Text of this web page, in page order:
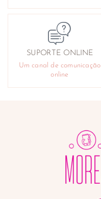
SUPORTE ONLINE
Um canal de comunicação
online